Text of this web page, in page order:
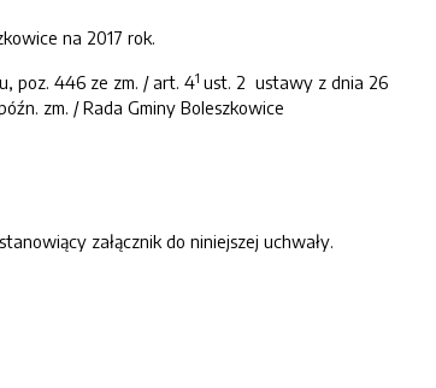
na 2017 rok.
poz. 446 ze zm. / art. 41 ust. 2 ustawy z dnia 26
zm. / Rada Gminy Boleszkowice
załącznik do niniejszej uchwały.